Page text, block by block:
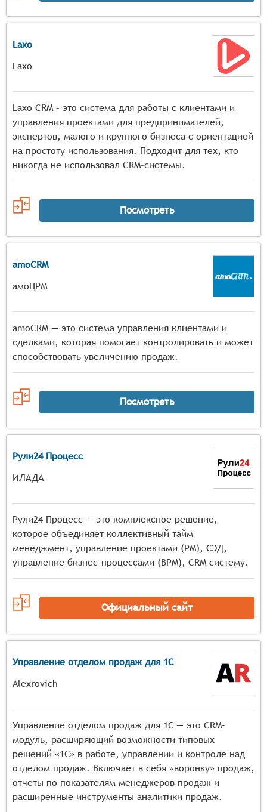
Laxo
Laxo
Laxo CRM – это система для работы с клиентами и
управления проектами для предпринимателей,
экспертов, малого и крупного бизнеса с ориентацией
на простоту использования. Подходит для тех, кто
никогда не использовал CRM-системы.
Посмотреть
amoCRM
амоЦРМ
amoCRM — это система управления клиентами и
сделками, которая помогает контролировать и может
способствовать увеличению продаж.
Посмотреть
Рули24 Процесс
ИЛАДА
Рули24 Процесс — это комплексное решение,
которое объединяет коллективный тайм
менеджмент, управление проектами (PM), СЭД,
управление бизнес-процессами (BPM), CRM систему.
Официальный сайт
Управление отделом продаж для 1С
Alexrovich
Управление отделом продаж для 1С — это CRM-
модуль, расширяющий возможности типовых
решений «1С» в работе, управлении и контроле над
отделом продаж. Включает в себя «воронку» продаж,
отчеты по показателям менеджеров продаж и
расширенные инструменты аналитики продаж.